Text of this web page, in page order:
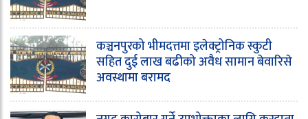
कञ्चनपुरको भीमदत्तमा इलेक्ट्रोनिक स्कुटी
सहित दुई लाख बढीको अवैध सामान बेवारिसे
अवस्थामा बरामद